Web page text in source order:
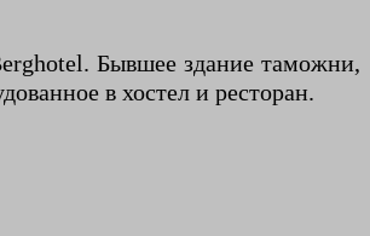
Бывшее здание таможни,
в хостел и ресторан.